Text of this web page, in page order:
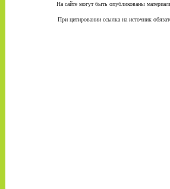
На сайте могут быть опубликованы
При цитировании ссылка на источник